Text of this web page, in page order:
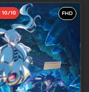
FHD
10/10